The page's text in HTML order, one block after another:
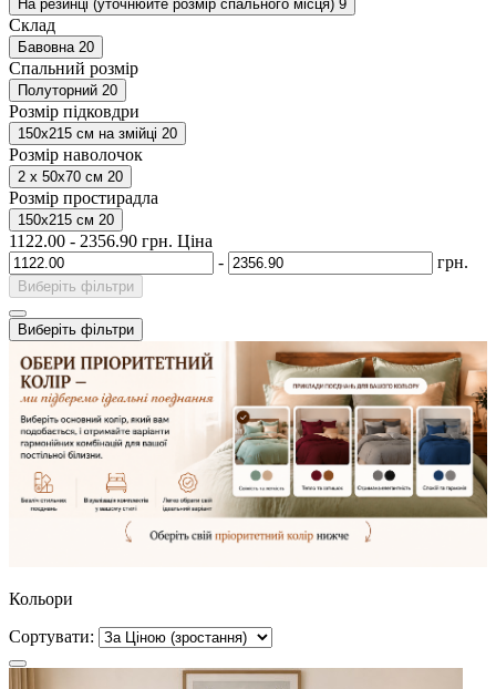
На резинці (уточнюйте розмір спального місця) 9
Склад
Бавовна 20
Спальний розмір
Полуторний 20
Розмір підковдри
150х215 см на змійці 20
Розмір наволочок
2 х 50х70 см 20
Розмір простирадла
150х215 см 20
1122.00 - 2356.90 грн. Ціна
-
грн.
Виберіть фільтри
Виберіть фільтри
Кольори
Сортувати: